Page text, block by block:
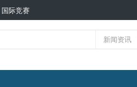
国际竞赛
新闻资讯